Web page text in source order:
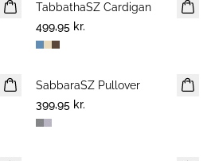
NYHED
TabbathaSZ Cardigan
499,95 kr.
NYHED
SabbaraSZ Pullover
399,95 kr.